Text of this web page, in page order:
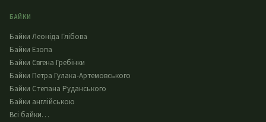
БАЙКИ
Байки Леоніда Глібова
Байки Езопа
Байки Євгена Гребінки
Байки Петра Гулака-Артемовського
Байки Степана Руданського
Байки англійською
Всі байки…